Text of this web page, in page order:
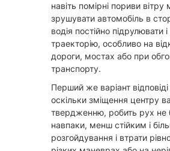
навіть помірні пориви
зрушувати автомобіль в
водія постійно підрулювати
траекторію, особливо на
дороги, мостах або при
транспорту.
Перший же варіант
оскільки зміщення центру
твердженню, робить рух не
навпаки, менш стійким і
розгойдування і втрати